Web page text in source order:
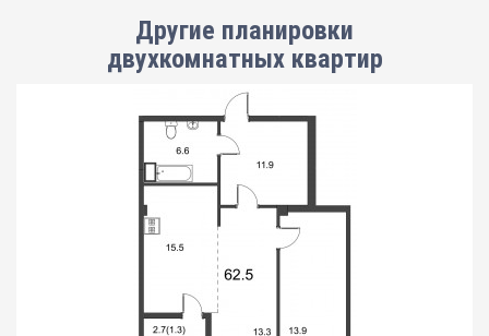
Другие планировки
двухкомнатных квартир